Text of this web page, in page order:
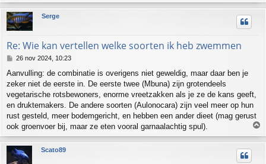
h
Serge
Re: Wie kan vertellen welke soorten ik heb zwemmen
B
r
i
c
26 nov 2024, 10:23
Aanvulling: de combinatie is overigens niet geweldig, maar daar ben je
zeker niet de eerste in. De eerste twee (Mbuna) zijn grotendeels
vegetarische rotsbewoners, enorme vreetzakken als je ze de kans geeft,
en druktemakers. De andere soorten (Aulonocara) zijn veel meer op hun
rust gesteld, meer bodemgericht, en hebben een ander dieet (mag gerust
ook groenvoer bij, maar ze eten vooral garnaalachtig spul).
h
Scato89